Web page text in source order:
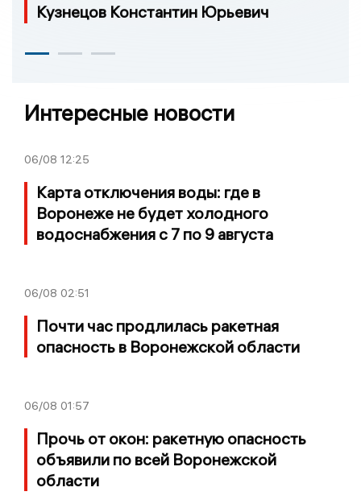
Кузнецов Константин Юрьевич
Интересные новости
06/08 12:25
Карта отключения воды: где в
Воронеже не будет холодного
водоснабжения с 7 по 9 августа
06/08 02:51
Почти час продлилась ракетная
опасность в Воронежской области
06/08 01:57
Прочь от окон: ракетную опасность
объявили по всей Воронежской
области